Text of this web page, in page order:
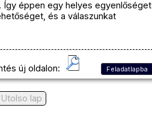
éppen egy helyes egyenlőséget
és a válaszunkat
új oldalon: Feladatlapba
Utolso lap